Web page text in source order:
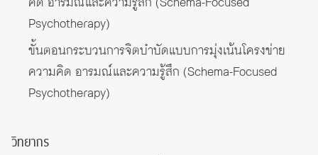
Psychotherapy)
ขั้นตอนกระบวนการจิตบำบัดแบบการมุ่งเน้นโครงข่าย
ความคิด อารมณ์และความรู้สึก (Schema-Focused
Psychotherapy)
วิทยากร